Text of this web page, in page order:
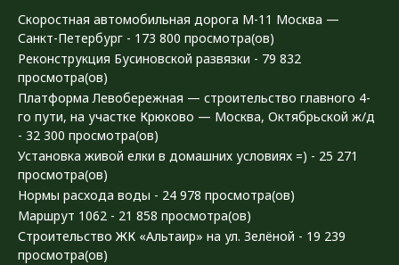
Скоростная автомобильная дорога М-11 Москва —
Санкт-Петербург - 173 800 просмотра(ов)
Реконструкция Бусиновской развязки - 79 832
просмотра(ов)
Платформа Левобережная — строительство главного 4-
го пути, на участке Крюково — Москва, Октябрьской ж/д
- 32 300 просмотра(ов)
Установка живой елки в домашних условиях =) - 25 271
просмотра(ов)
Нормы расхода воды - 24 978 просмотра(ов)
Маршрут 1062 - 21 858 просмотра(ов)
Строительство ЖК «Альтаир» на ул. Зелёной - 19 239
просмотра(ов)